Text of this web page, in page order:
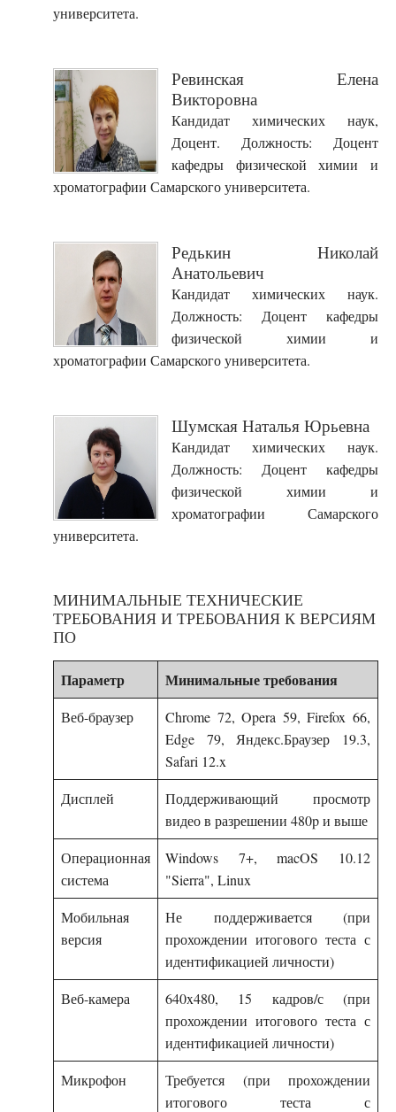
университета.
Ревинская Елена
Викторовна
Кандидат химических наук,
Доцент. Должность: Доцент
кафедры физической химии и
хроматографии Самарского университета.
Редькин Николай
Анатольевич
Кандидат химических наук.
Должность: Доцент кафедры
физической химии и
хроматографии Самарского университета.
Шумская Наталья Юрьевна
Кандидат химических наук.
Должность: Доцент кафедры
физической химии и
хроматографии Самарского
университета.
МИНИМАЛЬНЫЕ ТЕХНИЧЕСКИЕ
ТРЕБОВАНИЯ И ТРЕБОВАНИЯ К ВЕРСИЯМ
ПО
Параметр Минимальные требования
Веб-браузер
Chrome 72, Opera 59, Firefox 66,
Edge 79, Яндекс.Браузер 19.3,
Safari 12.x
Дисплей
Поддерживающий просмотр
видео в разрешении 480p и выше
Операционная
система
Windows 7+, macOS 10.12
"Sierra", Linux
Мобильная
версия
Не поддерживается (при
прохождении итогового теста с
идентификацией личности)
Веб-камера
640x480, 15 кадров/с (при
прохождении итогового теста с
идентификацией личности)
Микрофон
Требуется (при прохождении
итогового теста с